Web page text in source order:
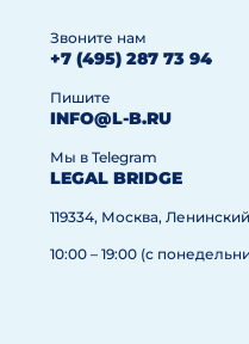
Звоните нам
+7 (495) 287 73 94
Пишите
INFO@L-B.RU
Мы в Telegram
LEGAL BRIDGE
119334, Москва,
10:00 – 19:00 (с